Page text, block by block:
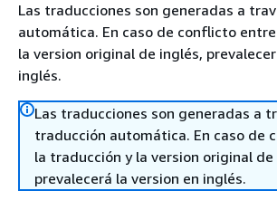
Las traducciones son generadas a
automática. En caso de conflicto
la version original de inglés,
inglés.
Las traducciones son generadas a
traducción automática. En caso de
la traducción y la version original de
prevalecerá la version en inglés.